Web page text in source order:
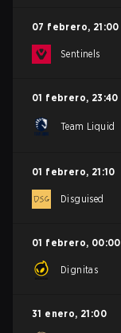
07 febrero, 21:00
Sentinels
01 febrero, 23:40
Team Liquid
01 febrero, 21:10
Disguised
01 febrero, 00:00
Dignitas
31 enero, 21:00